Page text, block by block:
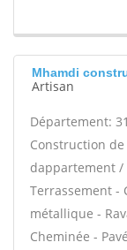
Mhamdi
Artisan
Département: 31
Construction
dappartement
Terrassement -
métallique -
Cheminée -